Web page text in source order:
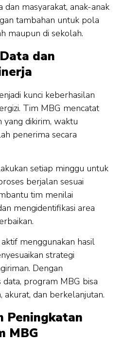
masyarakat, anak-anak
tambahan untuk pola
maupun di sekolah.
dan
kunci keberhasilan
Tim MBG mencatat
yang dikirim, waktu
penerima secara
setiap minggu untuk
berjalan sesuai
tim menilai
mengidentifikasi area
menggunakan hasil
strategi
Dengan
program MBG bisa
akurat, dan berkelanjutan.
Peningkatan
MBG